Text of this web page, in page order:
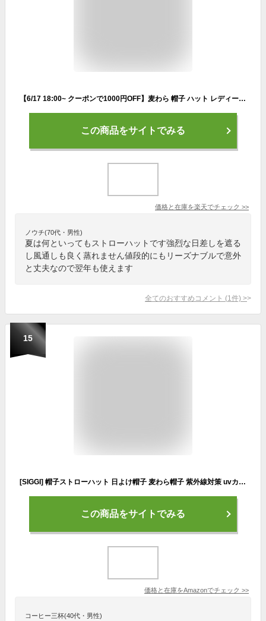
【6/17 18:00~ クーポンで1000円OFF】麦わら 帽子 ハット レディース メンズ 女性 男性 nakota ナコタ キッズ 子ども 女の子 男の子 uv 日よけ 日焼け防止 熱中症対策 折りたたみ 洗濯 大きいサイズ 小さいサイズ サイズ調整 アウトドア 海 ゴルフ 夏 涼しい おしゃれ
この商品をサイトでみる
価格と在庫を楽天でチェック >>
ノウチ(70代・男性)
夏は何といってもストローハットです強烈な日差しを遮る
し風通しも良く蒸れません値段的にもリーズナブルで意外
と丈夫なので翌年も使えます
全てのおすすめコメント (1 件) >
15
[SIGGI] 帽子ストローハット 日よけ帽子 麦わら帽子 紫外線対策 uvカット 折りたたみ アウトドア 自転車 春夏 日焼け防止 熱中症予防 メンズ レディース （56-58cm ベージュ）
この商品をサイトでみる
価格と在庫をAmazonでチェック >>
コーヒー三杯(40代・男性)